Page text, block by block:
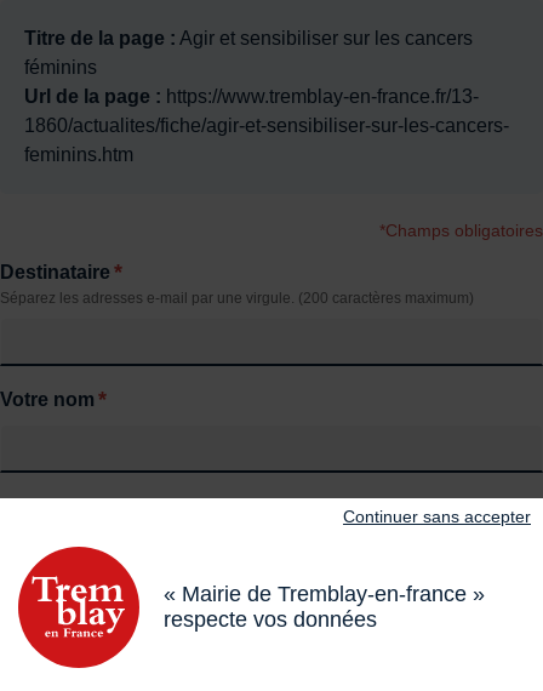
« Mairie de Tremblay-en-france »
respecte vos données
Continuer sans accepter
Titre de la page : Agir et sensibiliser sur les cancers
féminins
Url de la page : https://www.tremblay-en-france.fr/13-
1860/actualites/fiche/agir-et-sensibiliser-sur-les-cancers-
feminins.htm
*Champs obligatoires
Destinataire *
Séparez les adresses e-mail par une virgule. (200 caractères maximum)
Votre nom *
*
Votre message